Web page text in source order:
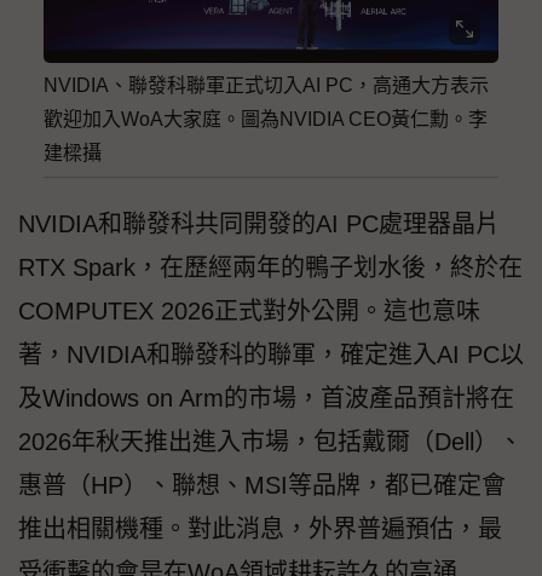
NVIDIA、聯發科聯軍正式切入AI PC，高通大方表示
歡迎加入WoA大家庭。圖為NVIDIA CEO黃仁勳。李
建樑攝
NVIDIA和聯發科共同開發的AI PC處理器晶片
RTX Spark，在歷經兩年的鴨子划水後，終於在
COMPUTEX 2026正式對外公開。這也意味
著，NVIDIA和聯發科的聯軍，確定進入AI PC以
及Windows on Arm的市場，首波產品預計將在
2026年秋天推出進入市場，包括戴爾（Dell）、
惠普（HP）、聯想、MSI等品牌，都已確定會
推出相關機種。對此消息，外界普遍預估，最